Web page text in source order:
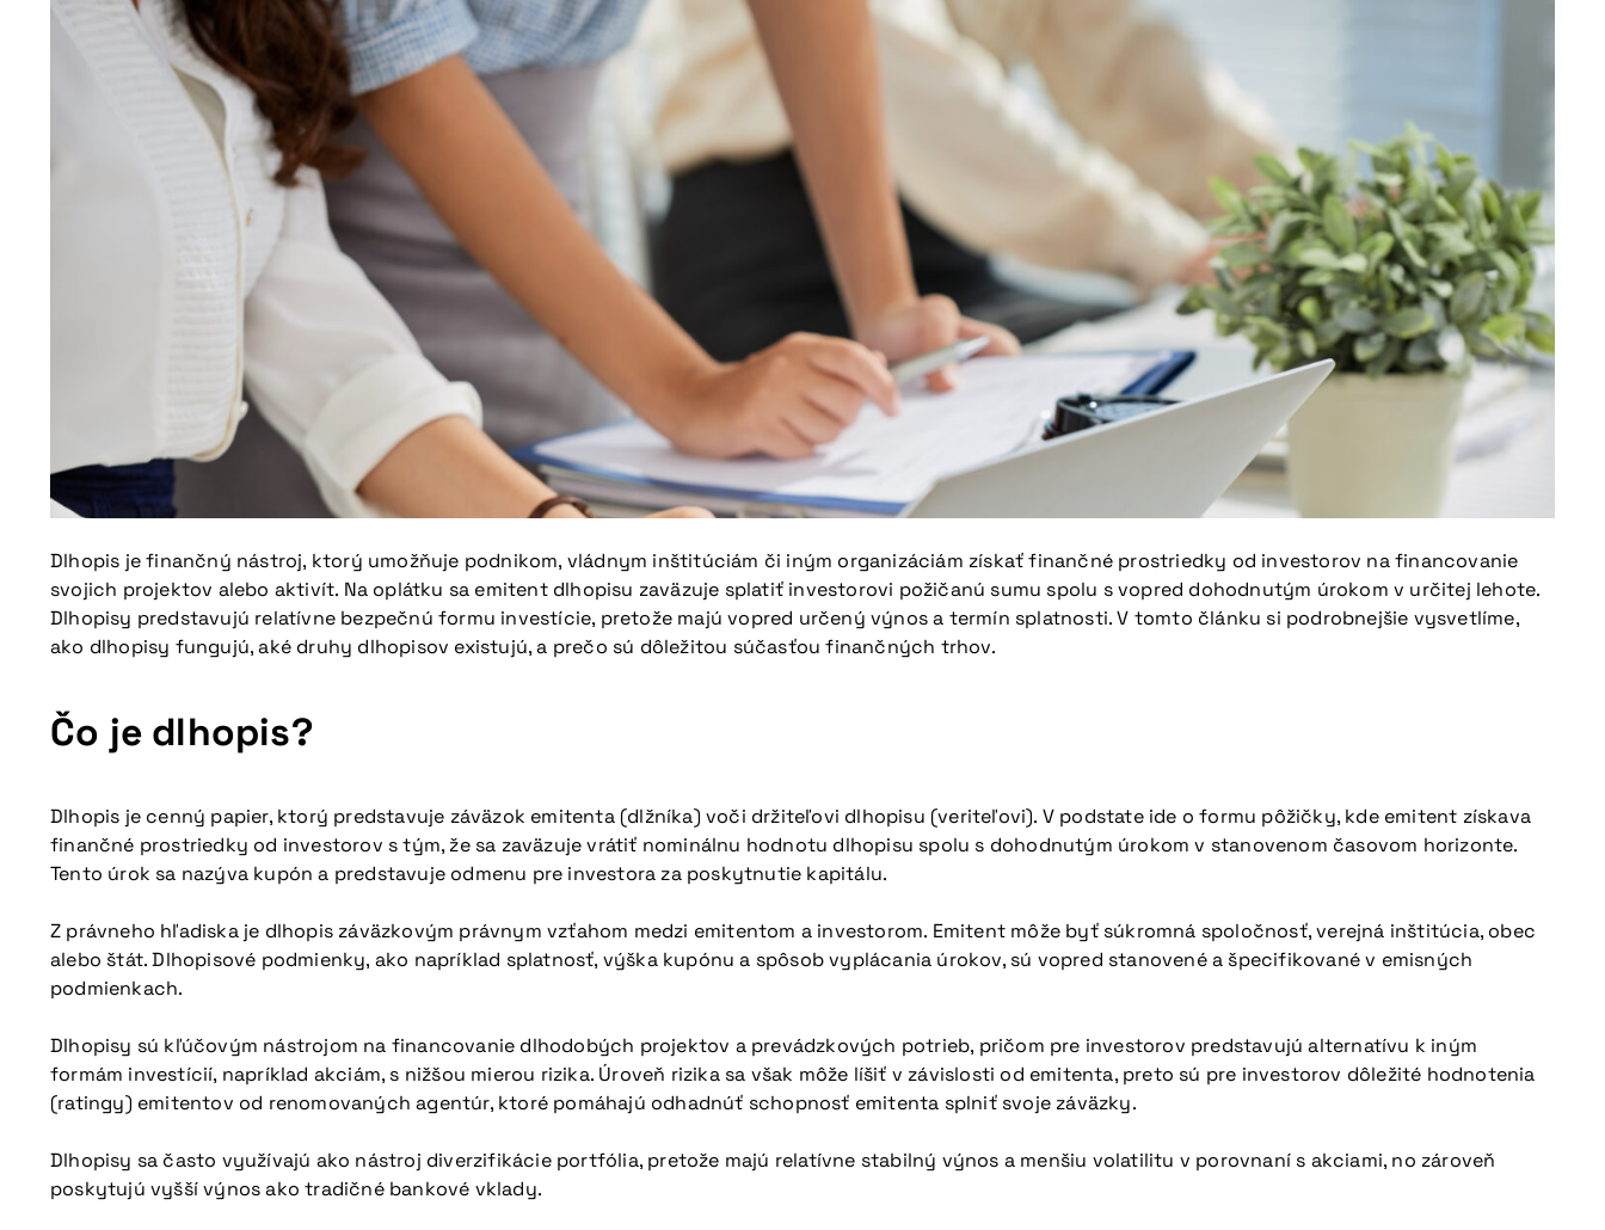
Dlhopis je finančný nástroj, ktorý umožňuje podnikom, vládnym inštitúciám či iným organizáciám získať finančné prostriedky od investorov na financovanie
svojich projektov alebo aktivít. Na oplátku sa emitent dlhopisu zaväzuje splatiť investorovi požičanú sumu spolu s vopred dohodnutým úrokom v určitej lehote.
Dlhopisy predstavujú relatívne bezpečnú formu investície, pretože majú vopred určený výnos a termín splatnosti. V tomto článku si podrobnejšie vysvetlíme,
ako dlhopisy fungujú, aké druhy dlhopisov existujú, a prečo sú dôležitou súčasťou finančných trhov.
Čo je dlhopis?
Dlhopis je cenný papier, ktorý predstavuje záväzok emitenta (dlžníka) voči držiteľovi dlhopisu (veriteľovi). V podstate ide o formu pôžičky, kde emitent získava
finančné prostriedky od investorov s tým, že sa zaväzuje vrátiť nominálnu hodnotu dlhopisu spolu s dohodnutým úrokom v stanovenom časovom horizonte.
Tento úrok sa nazýva kupón a predstavuje odmenu pre investora za poskytnutie kapitálu.
Z právneho hľadiska je dlhopis záväzkovým právnym vzťahom medzi emitentom a investorom. Emitent môže byť súkromná spoločnosť, verejná inštitúcia, obec
alebo štát. Dlhopisové podmienky, ako napríklad splatnosť, výška kupónu a spôsob vyplácania úrokov, sú vopred stanovené a špecifikované v emisných
podmienkach.
Dlhopisy sú kľúčovým nástrojom na financovanie dlhodobých projektov a prevádzkových potrieb, pričom pre investorov predstavujú alternatívu k iným
formám investícií, napríklad akciám, s nižšou mierou rizika. Úroveň rizika sa však môže líšiť v závislosti od emitenta, preto sú pre investorov dôležité hodnotenia
(ratingy) emitentov od renomovaných agentúr, ktoré pomáhajú odhadnúť schopnosť emitenta splniť svoje záväzky.
Dlhopisy sa často využívajú ako nástroj diverzifikácie portfólia, pretože majú relatívne stabilný výnos a menšiu volatilitu v porovnaní s akciami, no zároveň
poskytujú vyšší výnos ako tradičné bankové vklady.